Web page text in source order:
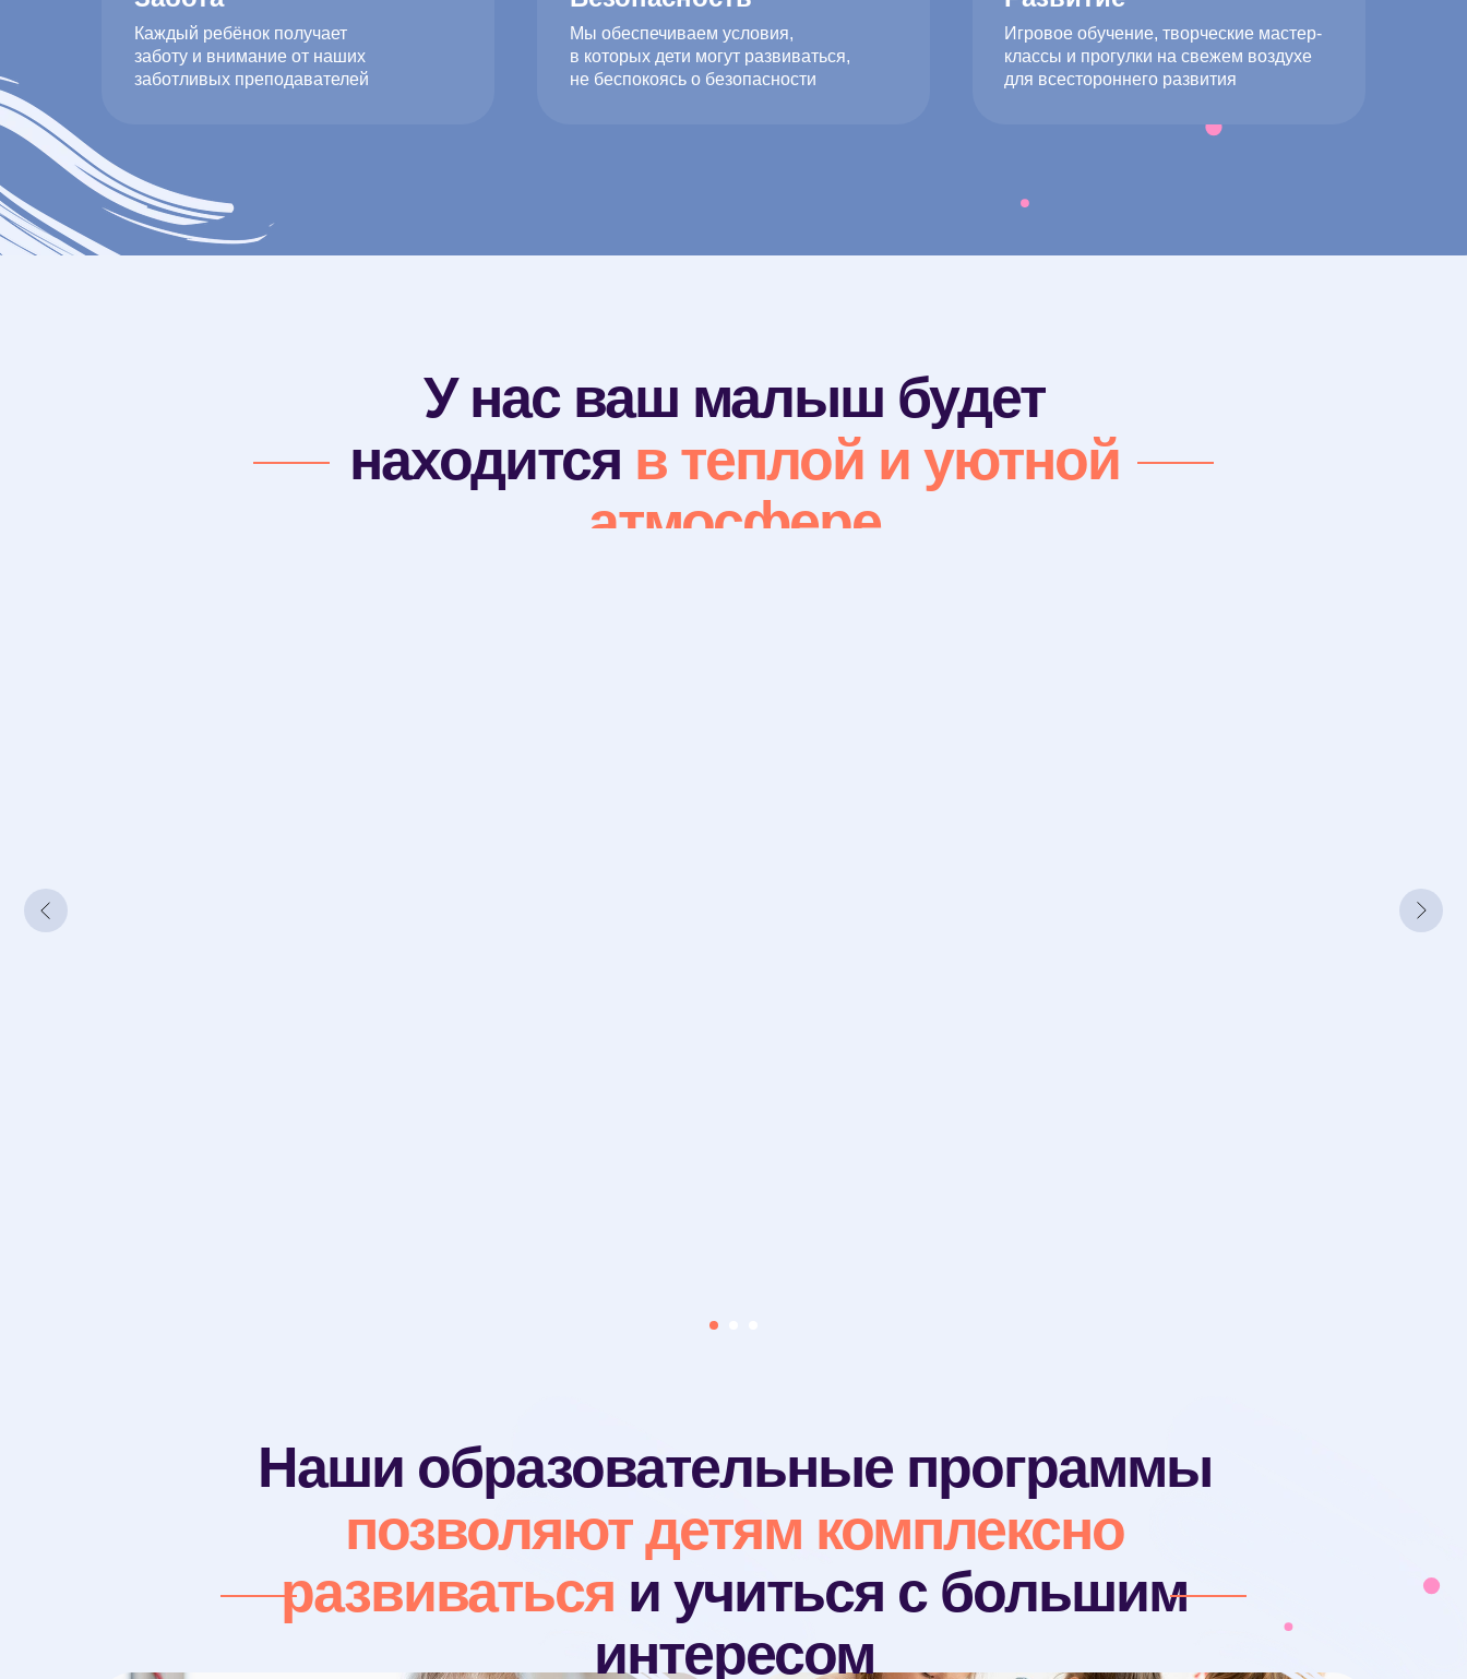
Каждый ребёнок получает
заботу и внимание от наших
заботливых преподавателей
Мы обеспечиваем условия,
в которых дети могут развиваться,
не беспокоясь о безопасности
Игровое обучение, творческие мастер-
классы и прогулки на свежем воздухе
для всестороннего развития
У нас ваш малыш будет
находится в теплой и уютной
атмосфере
Наши образовательные программы
позволяют детям комплексно
развиваться и учиться с большим
интересом